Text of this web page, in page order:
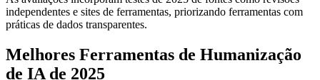
independentes e sites de ferramentas, priorizando ferramentas com
práticas de dados transparentes.
Melhores Ferramentas de Humanização
de IA de 2025